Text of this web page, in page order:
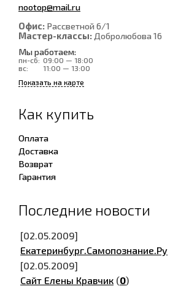
nootop@mail.ru
Офис: Рассветной 6/1
Мастер-классы: Добролюбова 16
Мы работаем:
пн-сб: 09:00 — 18:00
вс:
11:00 — 13:00
Показать на карте
Как купить
Оплата
Доставка
Возврат
Гарантия
Последние новости
[02.05.2009]
Екатеринбург.Самопознание.Ру
[02.05.2009]
Сайт Елены Кравчик (0)